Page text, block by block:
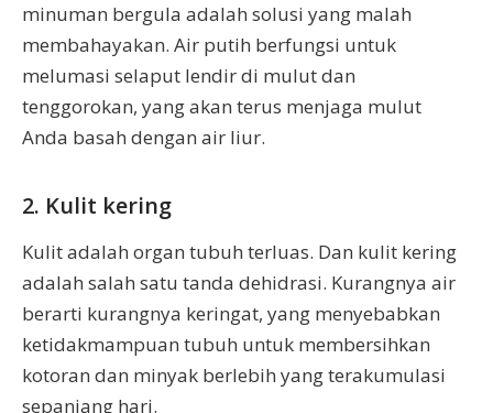
minuman bergula adalah solusi yang malah
membahayakan. Air putih berfungsi untuk
melumasi selaput lendir di mulut dan
tenggorokan, yang akan terus menjaga mulut
Anda basah dengan air liur.
2. Kulit kering
Kulit adalah organ tubuh terluas. Dan kulit kering
adalah salah satu tanda dehidrasi. Kurangnya air
berarti kurangnya keringat, yang menyebabkan
ketidakmampuan tubuh untuk membersihkan
kotoran dan minyak berlebih yang terakumulasi
sepanjang hari.